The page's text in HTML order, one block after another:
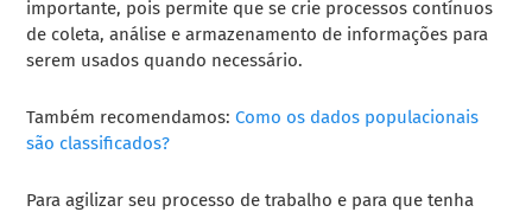
importante, pois permite que se crie processos contínuos
de coleta, análise e armazenamento de informações para
serem usados ​​quando necessário.
Também recomendamos:Como os dados populacionais
são classificados?
Para agilizar seu processo de trabalho e para que tenha